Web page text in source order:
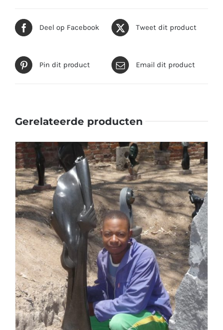
Deel op Facebook Tweet dit product
Pin dit product Email dit product
Gerelateerde producten